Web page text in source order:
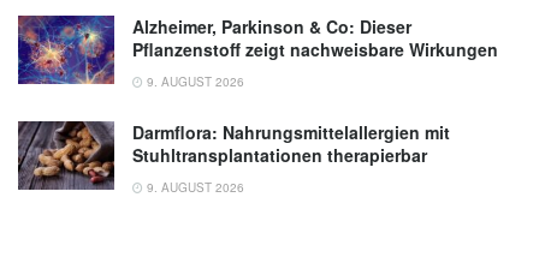
Alzheimer, Parkinson & Co: Dieser
Pflanzenstoff zeigt nachweisbare Wirkungen
9. AUGUST 2026
Darmflora: Nahrungsmittelallergien mit
Stuhltransplantationen therapierbar
9. AUGUST 2026